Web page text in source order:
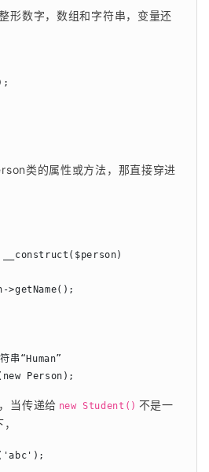
形数字，数组和字符串，变量还
类的属性或方法，那直接穿进
>getName();
串“Human”
Person);
当传递给 new Student() 不是一